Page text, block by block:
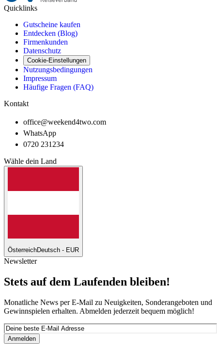
Quicklinks
Gutscheine kaufen
Entdecken (Blog)
Firmenkunden
Datenschutz
Cookie-Einstellungen
Nutzungsbedingungen
Impressum
Häufige Fragen (FAQ)
Kontakt
office@weekend4two.com
WhatsApp
0720 231234
Wähle dein Land
ÖsterreichDeutsch - EUR
Newsletter
Stets auf dem Laufenden bleiben!
Monatliche News per E-Mail zu Neuigkeiten, Sonderangeboten und
Gewinnspielen erhalten. Abmelden jederzeit bequem möglich!
Anmelden